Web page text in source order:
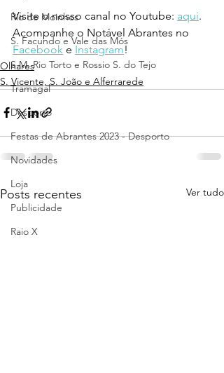
Rio de Moinhos
S. Facundo e Vale das Mós
S.M. Rio Torto e Rossio S. do Tejo
Tramagal
Desporto
Festas de Abrantes 2023 - Desporto
Novidades
Loja
Publicidade
Raio X
Visite o nosso canal no Youtube: aqui.
Acompanhe o Notável Abrantes no
Facebook e Instagram!
Olhares
S. Vicente, S. João e Alferrarede
Posts recentes Ver tudo